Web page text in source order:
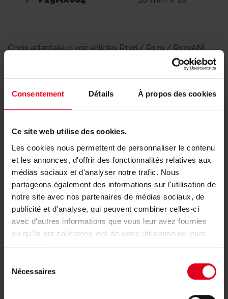
Consentement Détails À propos des cookies
Ce site web utilise des cookies.
Les cookies nous permettent de personnaliser le contenu
et les annonces, d'offrir des fonctionnalités relatives aux
médias sociaux et d'analyser notre trafic. Nous
partageons également des informations sur l'utilisation de
notre site avec nos partenaires de médias sociaux, de
publicité et d'analyse, qui peuvent combiner celles-ci
avec d'autres informations que vous leur avez fournies
ou qu'ils ont collectées lors de votre utilisation de leurs
services.
Nécessaires
Choix adaptateur voir articles R178 / R179 / R179AM
Besoin d'aide avec l'article P29M?
Si vous souhaitez des informations
complémentaires, contactez le distributeur ou le
responsable régional de votre région.
Trouvez le représentant de votre région